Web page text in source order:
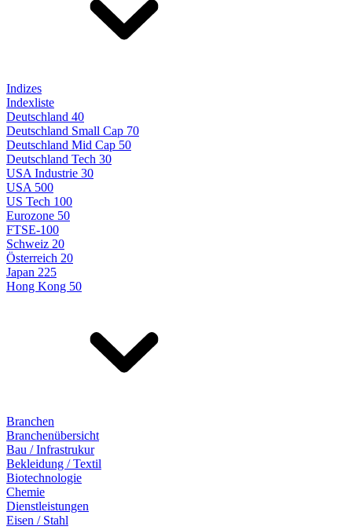
Indizes
Indexliste
Deutschland 40
Deutschland Small Cap 70
Deutschland Mid Cap 50
Deutschland Tech 30
USA Industrie 30
USA 500
US Tech 100
Eurozone 50
FTSE-100
Schweiz 20
Österreich 20
Japan 225
Hong Kong 50
Branchen
Branchenübersicht
Bau / Infrastrukur
Bekleidung / Textil
Biotechnologie
Chemie
Dienstleistungen
Eisen / Stahl